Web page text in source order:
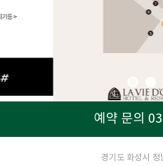
예약 문의
경기도 화성시